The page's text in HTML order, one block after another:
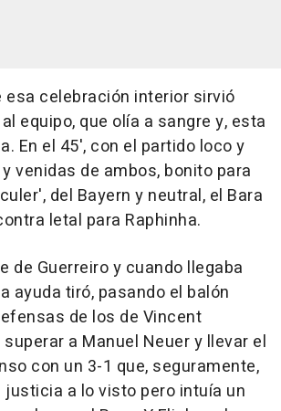
esa celebración interior sirvió
equipo, que olía a sangre y, esta
En el 45', con el partido loco y
venidas de ambos, bonito para
del Bayern y neutral, el Bara
letal para Raphinha.
de Guerreiro y cuando llegaba
ayuda tiró, pasando el balón
de los de Vincent
a Manuel Neuer y llevar el
con un 3-1 que, seguramente,
a lo visto pero intuía un